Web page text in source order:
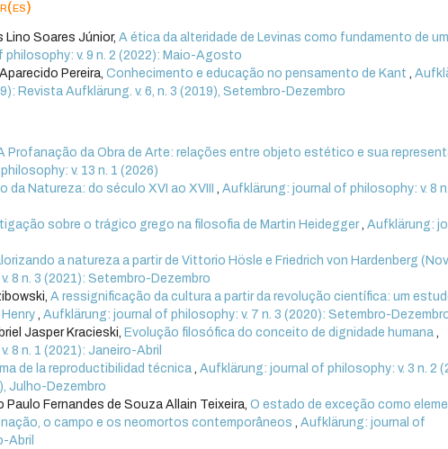
Lino Soares Júnior,A ética da alteridade de Levinas como fundamento de
v. 9 n. 2 (2022): Maio-Agosto
Pereira,Conhecimento e educação no pensamento de Kant,
Revista Aufklärung. v. 6, n. 3 (2019), Setembro-Dezembro
Profanação da Obra de Arte: relações entre objeto estético e sua
v. 13 n. 1 (2026)
da Natureza: do século XVI ao XVIII,Aufklärung: journal of philosophy: v. 8
sobre o trágico grego na filosofia de Martin Heidegger,Aufklärung:
a natureza a partir de Vittorio Hösle e Friedrich von Hardenberg
8 n. 3 (2021): Setembro-Dezembro
A ressignificação da cultura a partir da revolução científica: um
Henry,Aufklärung: journal of philosophy: v. 7 n. 3 (2020): Setembro-
Jasper Kracieski, Evolução filosófica do conceito de dignidade humana,
8 n. 1 (2021): Janeiro-Abril
de la reproductibilidad técnica,Aufklärung: journal of philosophy: v. 3 n. 2
Julho-Dezembro
Fernandes de Souza Allain Teixeira,O estado de exceção como
o campo e os neomortos contemporâneos,Aufklärung: journal of
Abril